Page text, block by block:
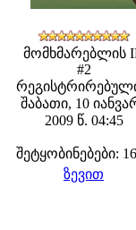
მომხმარებლის
#2
შაბათი, 10
2009 წ. 04:45
შეტყობინებები:
ზევით